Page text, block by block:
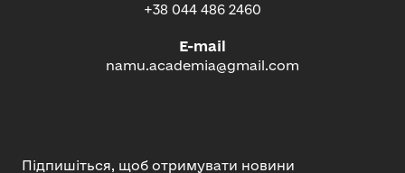
+38 044 486 2460
E-mail
namu.academia@gmail.com
Підпишіться, щоб отримувати новини